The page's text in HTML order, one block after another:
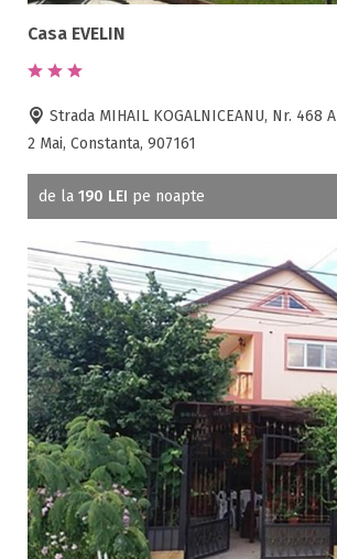
Lac
Livada
Loc de joaca
Netflix
Partie SKI
Pat bebelus
Pescuit
Ping-Pong
Piscina
Rau in curte
Room service
Sala de conferinte
Sala de fitness
Sala de mese
Salina
Sanie cu cai
Casa EVELIN
Strada MIHAIL KOGALNICEANU, Nr. 468 A
2 Mai, Constanta, 907161
de la 190 LEI pe noapte